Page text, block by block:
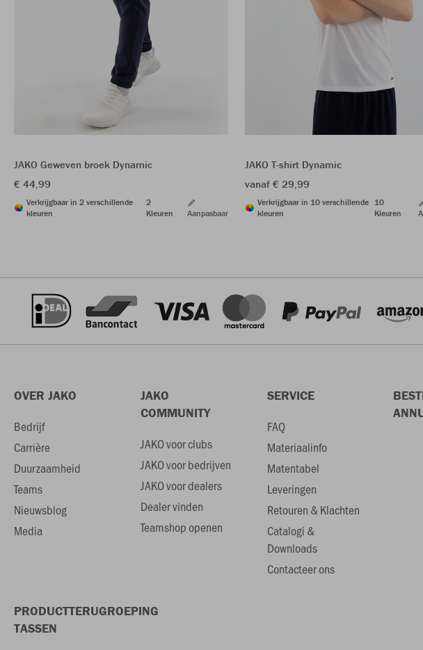
JAKO Geweven broek Dynamic
€ 44,99
Verkrijgbaar in 2 verschillende
kleuren
2
Kleuren
Aanpasbaar
JAKO T-shirt Dynamic
vanaf € 29,99
Verkrijgbaar in 10 verschillende
kleuren
10
Kleuren
OVER JAKO
Bedrijf
Carrière
Duurzaamheid
Teams
Nieuwsblog
Media
JAKO
COMMUNITY
JAKO voor clubs
JAKO voor bedrijven
JAKO voor dealers
Dealer vinden
Teamshop openen
SERVICE
FAQ
Materiaalinfo
Matentabel
Leveringen
Retouren & Klachten
Catalogi &
Downloads
Contacteer ons
PRODUCTTERUGROEPING
TASSEN